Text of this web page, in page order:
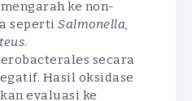
ke non-
seperti Salmonella,
.
secara
Hasil oksidase
evaluasi ke